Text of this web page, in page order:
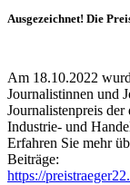
Ausgezeichnet! Die
Am 18.10.2022
Journalistinnen und
Journalistenpreis
Industrie- und
Erfahren Sie mehr
Beiträge:
https://